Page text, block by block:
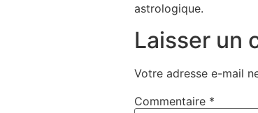
astrologique.
Laisser un
Votre adresse e-mail
Commentaire *